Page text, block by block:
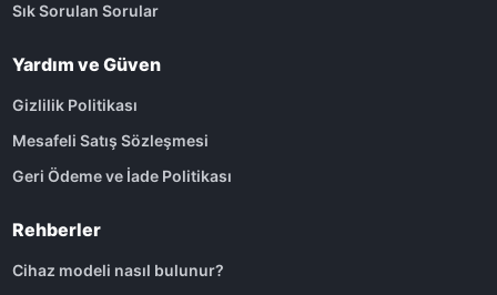
Sık Sorulan Sorular
Yardım ve Güven
Gizlilik Politikası
Mesafeli Satış Sözleşmesi
Geri Ödeme ve İade Politikası
Rehberler
Cihaz modeli nasıl bulunur?